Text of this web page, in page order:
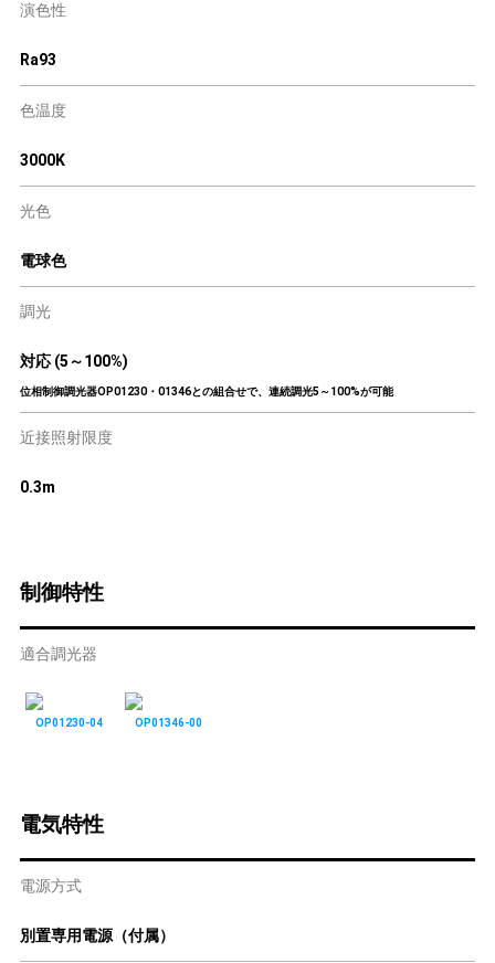
演色性
Ra93
色温度
3000K
光色
電球色
調光
対応 (5～100%)
位相制御調光器OP01230・01346との組合せで、連続調光5～100%が可能
近接照射限度
0.3m
制御特性
適合調光器
OP01230-04 OP01346-00
電気特性
電源方式
別置専用電源（付属）